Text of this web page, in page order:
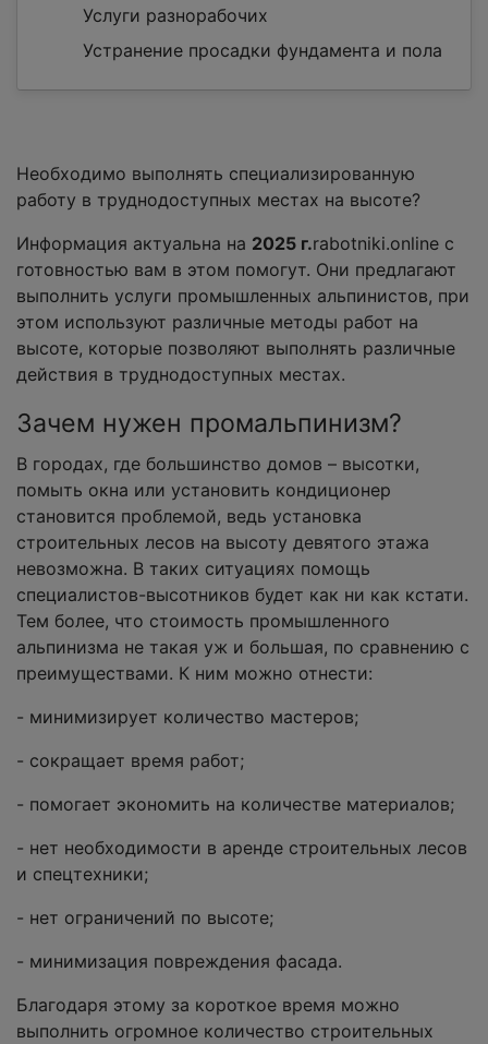
Услуги разнорабочих
Устранение просадки фундамента и пола
Необходимо выполнять специализированную
работу в труднодоступных местах на высоте?
Информация актуальна на 2025 г.rabotniki.online с
готовностью вам в этом помогут. Они предлагают
выполнить услуги промышленных альпинистов, при
этом используют различные методы работ на
высоте, которые позволяют выполнять различные
действия в труднодоступных местах.
Зачем нужен промальпинизм?
В городах, где большинство домов – высотки,
помыть окна или установить кондиционер
становится проблемой, ведь установка
строительных лесов на высоту девятого этажа
невозможна. В таких ситуациях помощь
специалистов-высотников будет как ни как кстати.
Тем более, что стоимость промышленного
альпинизма не такая уж и большая, по сравнению с
преимуществами. К ним можно отнести:
- минимизирует количество мастеров;
- сокращает время работ;
- помогает экономить на количестве материалов;
- нет необходимости в аренде строительных лесов
и спецтехники;
- нет ограничений по высоте;
- минимизация повреждения фасада.
Благодаря этому за короткое время можно
выполнить огромное количество строительных